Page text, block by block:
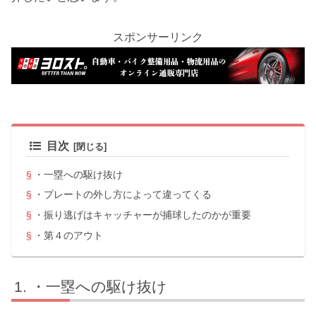
スポンサーリンク
目次
・一塁への駆け抜け
・プレートの外し方によって違ってくる
・振り逃げはキャッチャーが捕球したのかが重要
・第４のアウト
・一塁への駆け抜け